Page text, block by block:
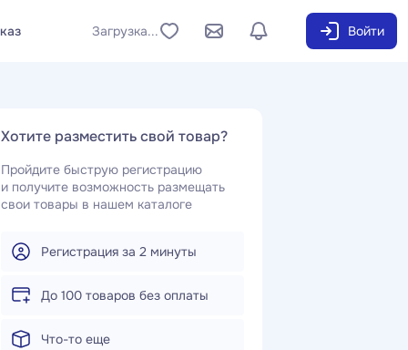
Загрузка... Войти
Хотите разместить свой товар?
Пройдите быструю регистрацию
и получите возможность размещать
свои товары в нашем каталоге
Регистрация за 2 минуты
До 100 товаров без оплаты
Что-то еще